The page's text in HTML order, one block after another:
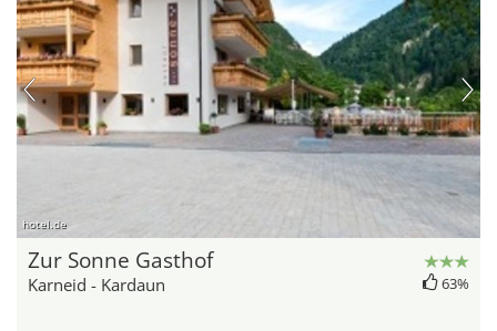
hotel.de
Zur Sonne Gasthof
Karneid - Kardaun 63%